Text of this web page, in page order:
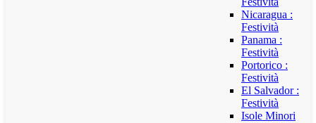
Nicaragua :
Festività
Panama :
Festività
Portorico :
Festività
El Salvador :
Festività
Isole Minori